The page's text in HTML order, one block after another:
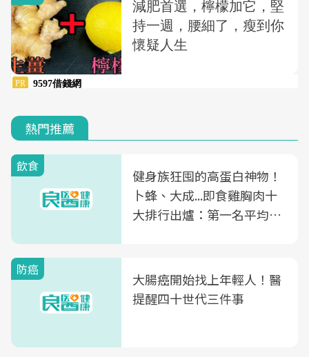
熱門推薦
飲食
健身族狂囤的高蛋白神物！
卜蜂、大成...即食雞胸肉十
大排行出爐：第一名平均一
防癌
大腸癌開始找上年輕人！醫
提醒四十世代三件事